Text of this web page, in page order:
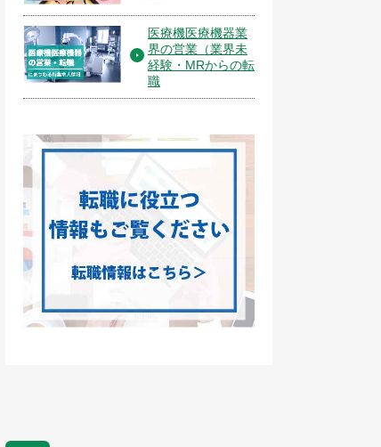
医療機医療機器業
界の営業（業界未
経験・MRからの転
職